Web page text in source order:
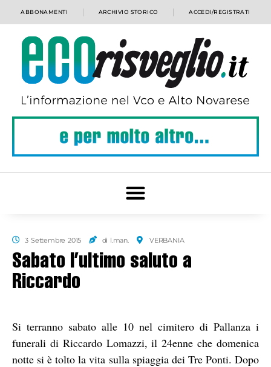
ABBONAMENTI ARCHIVIO STORICO ACCEDI/REGISTRATI
3 Settembre 2015 di l.man. VERBANIA
Sabato l’ultimo saluto a
Riccardo
Si terranno sabato alle 10 nel cimitero di Pallanza i
funerali di Riccardo Lomazzi, il 24enne che domenica
notte si è tolto la vita sulla spiaggia dei Tre Ponti. Dopo